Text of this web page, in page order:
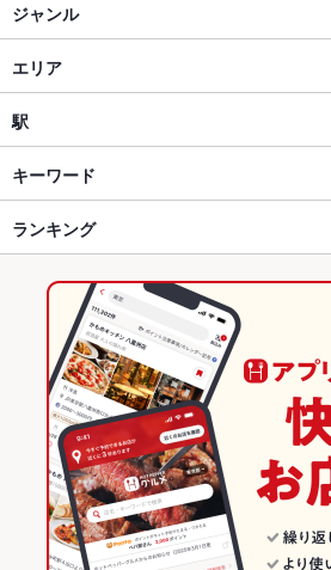
ジャンル
居酒屋
和風
創作
大宮・さいたま新都心 × 居酒屋
大宮・さいたま新都心 × 和風
大宮・さいたま新都心 × 創作
大宮駅 × 居酒屋
大宮駅 × 和風
大宮駅 × 創作
エリア
大宮駅
大宮駅 × 居酒屋
大宮駅 × 和風
大宮駅 × 創作
埼玉 × 居酒屋
埼玉 × 和風
埼玉 × 創作
駅
大宮駅
さいたま新都心駅
キーワード
からあげ
炭火焼き鳥 つくね 鶏皮 もつ鍋
麻婆豆腐 炭火焼 牛タン ケーキ
ランキング
埼玉のグルメランキング
埼玉の居酒屋ランキング
大宮・さいたま新都心のグルメランキング
大宮・さいたま新都心の居酒屋ランキング
大宮駅のグルメランキング
大宮駅の居酒屋ランキング